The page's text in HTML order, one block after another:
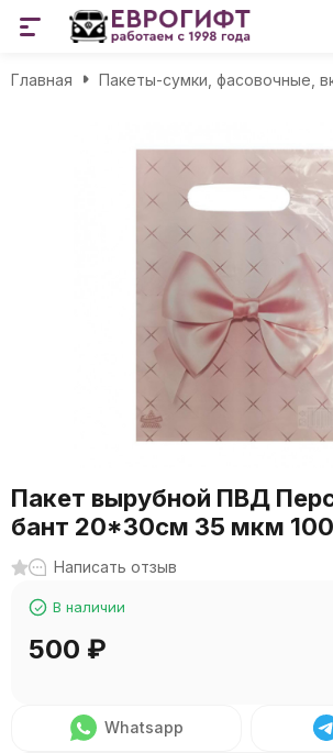
Главная Пакеты-сумки, фасовочные,
Пакет вырубной ПВД
бант 20*30см 35 мкм
Написать отзыв
В наличии
500 ₽
Whatsapp